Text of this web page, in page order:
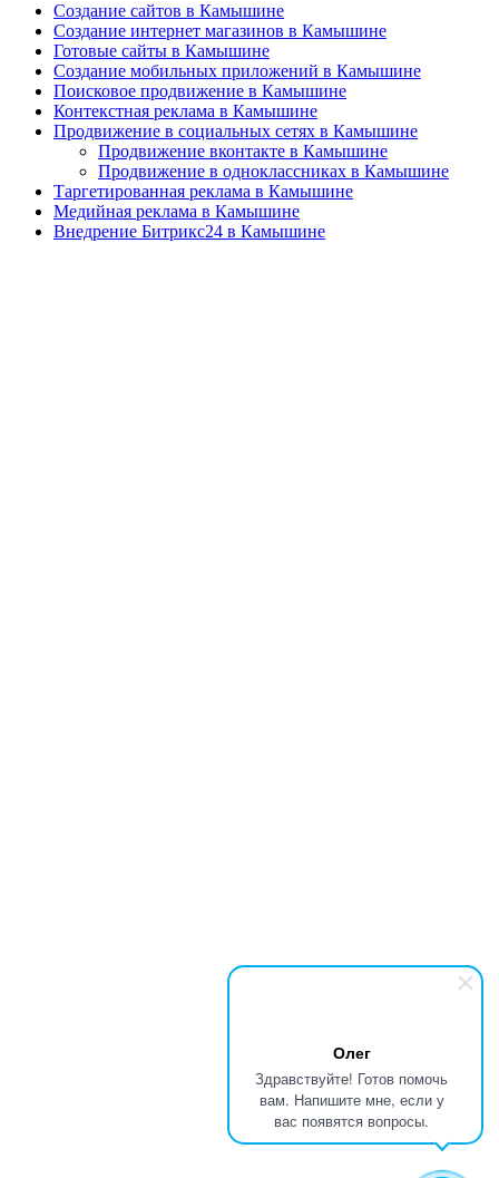
Олег
Здравствуйте! Готов помочь
вам. Напишите мне, если у
вас появятся вопросы.
Создание сайтов в Камышине
Создание интернет магазинов в Камышине
Готовые сайты в Камышине
Создание мобильных приложений в Камышине
Поисковое продвижение в Камышине
Контекстная реклама в Камышине
Продвижение в социальных сетях в Камышине
Продвижение вконтакте в Камышине
Продвижение в одноклассниках в Камышине
Таргетированная реклама в Камышине
Медийная реклама в Камышине
Внедрение Битрикс24 в Камышине